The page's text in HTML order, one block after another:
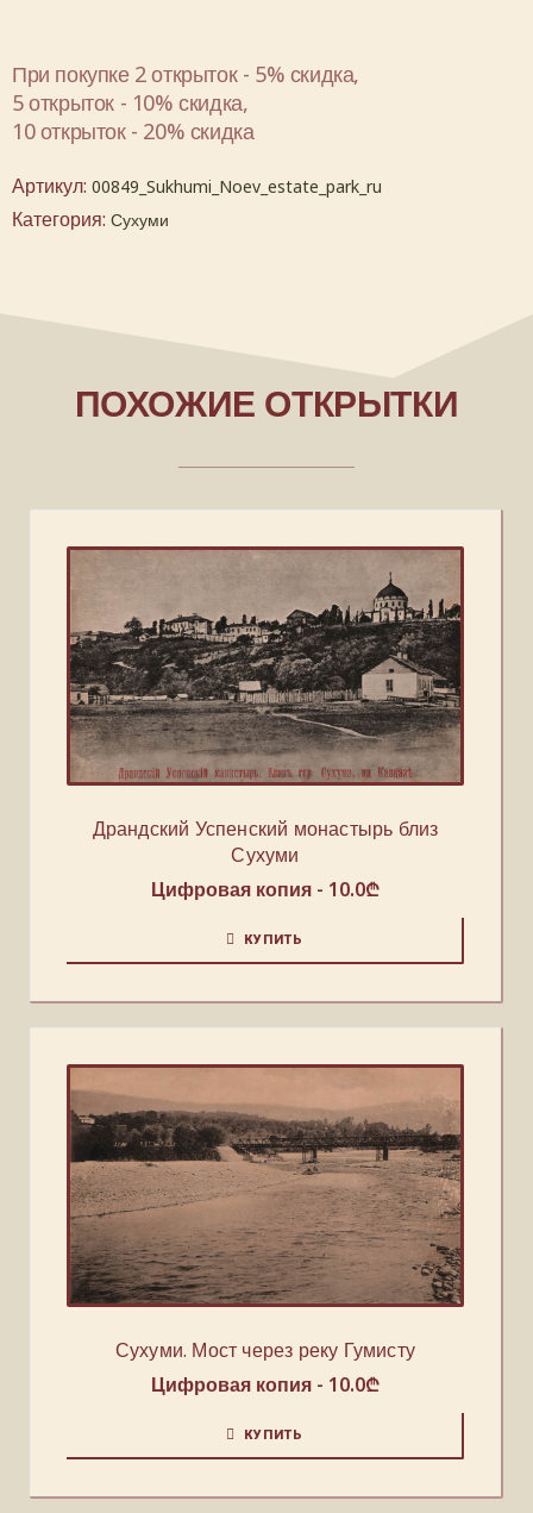
При покупке 2 открыток - 5% скидка,
5 открыток - 10% скидка,
10 открыток - 20% скидка
Артикул: 00849_Sukhumi_Noev_estate_park_ru
Категория: Сухуми
ПОХОЖИЕ ОТКРЫТКИ
Драндский Успенский монастырь близ
Сухуми
Цифровая копия - 10.0₾
КУПИТЬ
Сухуми. Мост через реку Гумисту
Цифровая копия - 10.0₾
КУПИТЬ